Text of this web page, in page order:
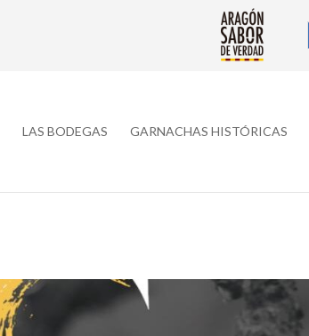
LAS BODEGAS GARNACHAS HISTÓRICAS